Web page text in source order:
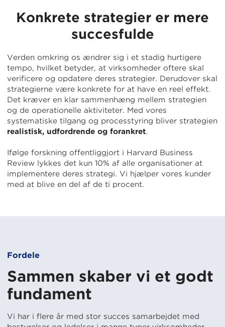
Konkrete strategier er mere
succesfulde
Verden omkring os ændrer sig i et stadig hurtigere
tempo, hvilket betyder, at virksomheder oftere skal
verificere og opdatere deres strategier. Derudover skal
strategierne være konkrete for at have en reel effekt.
Det kræver en klar sammenhæng mellem strategien
og de operationelle aktiviteter. Med vores
systematiske tilgang og processtyring bliver strategien
realistisk, udfordrende og forankret.
Ifølge forskning offentliggjort i Harvard Business
Review lykkes det kun 10% af alle organisationer at
implementere deres strategi. Vi hjælper vores kunder
med at blive en del af de ti procent.
Fordele
Sammen skaber vi et godt
fundament
Vi har i flere år med stor succes samarbejdet med